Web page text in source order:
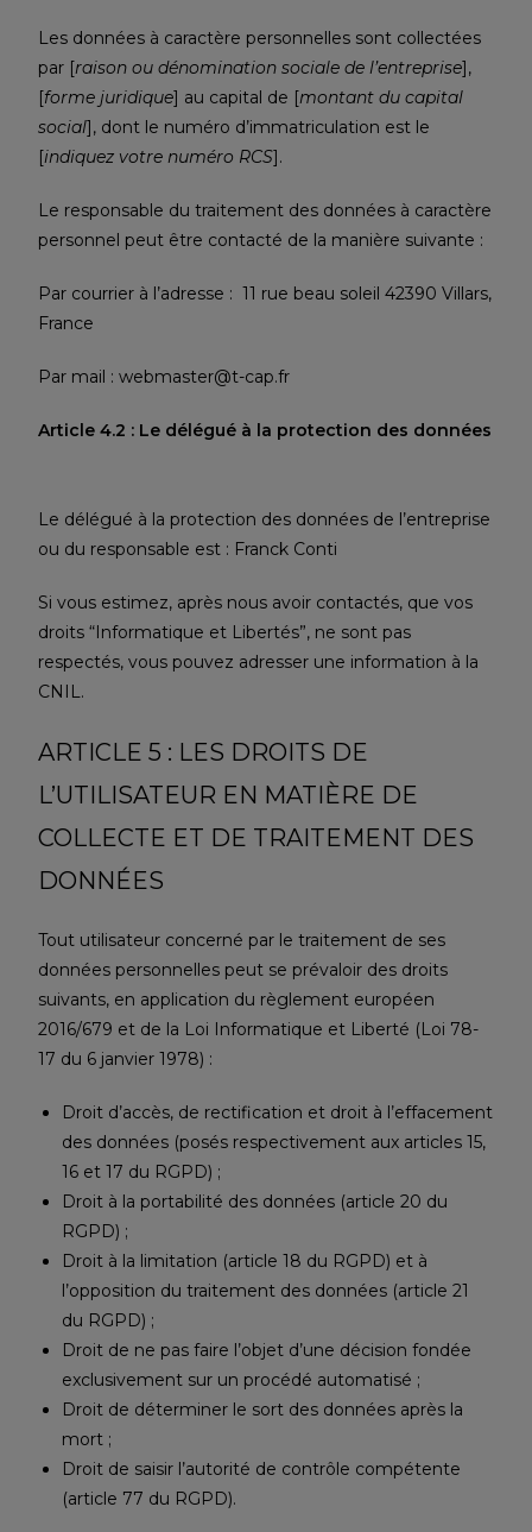
Les données à caractère personnelles sont collectées
par [raison ou dénomination sociale de l’entreprise],
[forme juridique] au capital de [montant du capital
social], dont le numéro d’immatriculation est le
[indiquez votre numéro RCS].
Le responsable du traitement des données à caractère
personnel peut être contacté de la manière suivante :
Par courrier à l’adresse : 11 rue beau soleil 42390 Villars,
France
Par mail : webmaster@t-cap.fr
Article 4.2 : Le délégué à la protection des données
Le délégué à la protection des données de l’entreprise
ou du responsable est : Franck Conti
Si vous estimez, après nous avoir contactés, que vos
droits “Informatique et Libertés”, ne sont pas
respectés, vous pouvez adresser une information à la
CNIL.
ARTICLE 5 : LES DROITS DE
L’UTILISATEUR EN MATIÈRE DE
COLLECTE ET DE TRAITEMENT DES
DONNÉES
Tout utilisateur concerné par le traitement de ses
données personnelles peut se prévaloir des droits
suivants, en application du règlement européen
2016/679 et de la Loi Informatique et Liberté (Loi 78-
17 du 6 janvier 1978) :
Droit d’accès, de rectification et droit à l’effacement
des données (posés respectivement aux articles 15,
16 et 17 du RGPD) ;
Droit à la portabilité des données (article 20 du
RGPD) ;
Droit à la limitation (article 18 du RGPD) et à
l’opposition du traitement des données (article 21
du RGPD) ;
Droit de ne pas faire l’objet d’une décision fondée
exclusivement sur un procédé automatisé ;
Droit de déterminer le sort des données après la
mort ;
Droit de saisir l’autorité de contrôle compétente
(article 77 du RGPD).